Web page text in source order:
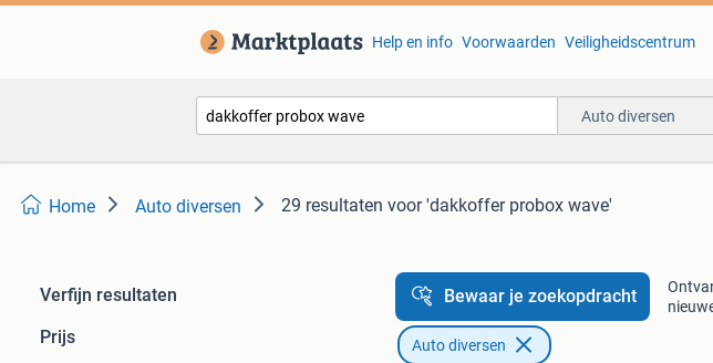
Help en info Voorwaarden Veiligheidscentrum
Auto diversen
Home Auto diversen 29 resultaten voor 'dakkoffer probox wave'
Verfijn resultaten
Prijs
Bewaar je zoekopdracht
Auto diversen